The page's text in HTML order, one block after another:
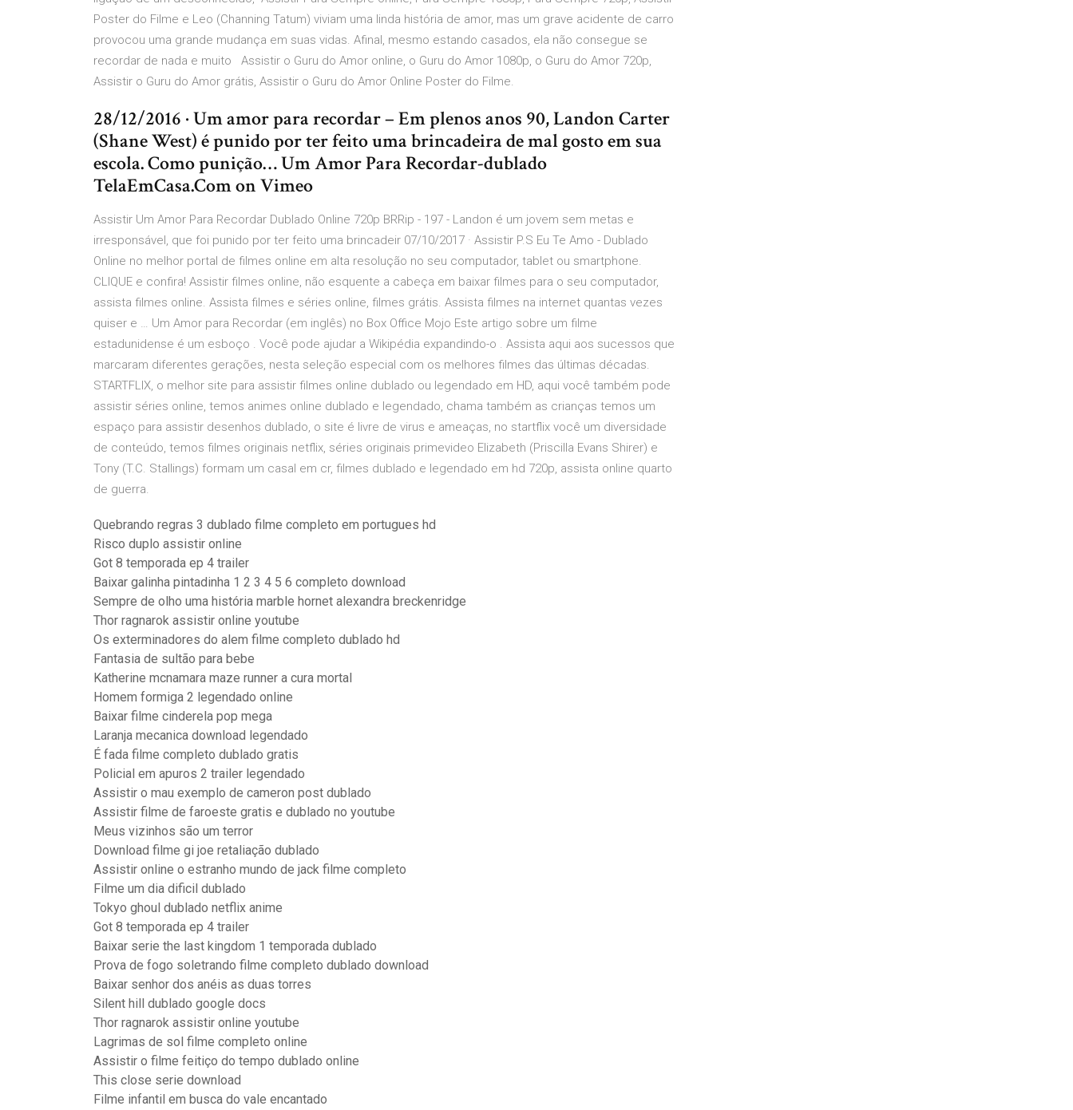
Poster do Filme e Leo (Channing Tatum) viviam uma linda história de amor, mas um grave acidente de carro
provocou uma grande mudança em suas vidas. Afinal, mesmo estando casados, ela não consegue se
recordar de nada e muito Assistir o Guru do Amor online, o Guru do Amor 1080p, o Guru do Amor 720p,
Assistir o Guru do Amor grátis, Assistir o Guru do Amor Online Poster do Filme.
28/12/2016 · Um amor para recordar – Em plenos anos 90, Landon Carter
(Shane West) é punido por ter feito uma brincadeira de mal gosto em sua
escola. Como punição… Um Amor Para Recordar-dublado
TelaEmCasa.Com on Vimeo
Assistir Um Amor Para Recordar Dublado Online 720p BRRip - 197 - Landon é um jovem sem metas e
irresponsável, que foi punido por ter feito uma brincadeir 07/10/2017 · Assistir P.S Eu Te Amo - Dublado
Online no melhor portal de filmes online em alta resolução no seu computador, tablet ou smartphone.
CLIQUE e confira! Assistir filmes online, não esquente a cabeça em baixar filmes para o seu computador,
assista filmes online. Assista filmes e séries online, filmes grátis. Assista filmes na internet quantas vezes
quiser e … Um Amor para Recordar (em inglês) no Box Office Mojo Este artigo sobre um filme
estadunidense é um esboço . Você pode ajudar a Wikipédia expandindo-o . Assista aqui aos sucessos que
marcaram diferentes gerações, nesta seleção especial com os melhores filmes das últimas décadas.
STARTFLIX, o melhor site para assistir filmes online dublado ou legendado em HD, aqui você também pode
assistir séries online, temos animes online dublado e legendado, chama também as crianças temos um
espaço para assistir desenhos dublado, o site é livre de virus e ameaças, no startflix você um diversidade
de conteúdo, temos filmes originais netflix, séries originais primevideo Elizabeth (Priscilla Evans Shirer) e
Tony (T.C. Stallings) formam um casal em cr, filmes dublado e legendado em hd 720p, assista online quarto
de guerra.
Quebrando regras 3 dublado filme completo em portugues hd
Risco duplo assistir online
Got 8 temporada ep 4 trailer
Baixar galinha pintadinha 1 2 3 4 5 6 completo download
Sempre de olho uma história marble hornet alexandra breckenridge
Thor ragnarok assistir online youtube
Os exterminadores do alem filme completo dublado hd
Fantasia de sultão para bebe
Katherine mcnamara maze runner a cura mortal
Homem formiga 2 legendado online
Baixar filme cinderela pop mega
Laranja mecanica download legendado
É fada filme completo dublado gratis
Policial em apuros 2 trailer legendado
Assistir o mau exemplo de cameron post dublado
Assistir filme de faroeste gratis e dublado no youtube
Meus vizinhos são um terror
Download filme gi joe retaliação dublado
Assistir online o estranho mundo de jack filme completo
Filme um dia dificil dublado
Tokyo ghoul dublado netflix anime
Got 8 temporada ep 4 trailer
Baixar serie the last kingdom 1 temporada dublado
Prova de fogo soletrando filme completo dublado download
Baixar senhor dos anéis as duas torres
Silent hill dublado google docs
Thor ragnarok assistir online youtube
Lagrimas de sol filme completo online
Assistir o filme feitiço do tempo dublado online
This close serie download
Filme infantil em busca do vale encantado